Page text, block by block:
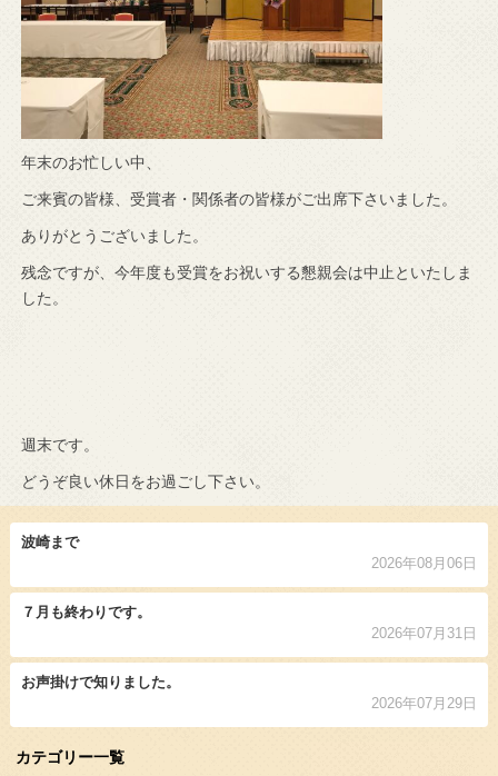
年末のお忙しい中、
ご来賓の皆様、受賞者・関係者の皆様がご出席下さいました。
ありがとうございました。
残念ですが、今年度も受賞をお祝いする懇親会は中止といたしま
した。
週末です。
どうぞ良い休日をお過ごし下さい。
波崎まで
2026年08月06日
７月も終わりです。
2026年07月31日
お声掛けで知りました。
2026年07月29日
カテゴリー一覧